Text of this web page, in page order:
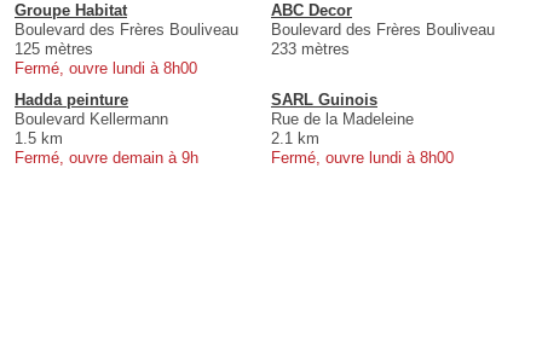
Groupe Habitat
Boulevard des Frères Bouliveau
125 mètres
Fermé, ouvre lundi à 8h00
ABC Decor
Boulevard des Frères Bouliveau
233 mètres
Hadda peinture
Boulevard Kellermann
1.5 km
Fermé, ouvre demain à 9h
SARL Guinois
Rue de la Madeleine
2.1 km
Fermé, ouvre lundi à 8h00